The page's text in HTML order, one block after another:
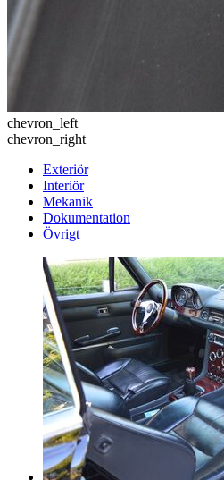
chevron_left
chevron_right
Exteriör
Interiör
Mekanik
Dokumentation
Övrigt